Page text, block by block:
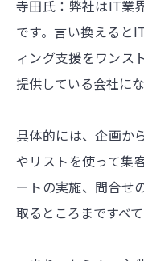
寺田氏：弊社はIT業
です。言い換えると
ィング支援をワンス
提供している会社にな
具体的には、企画か
やリストを使って集
ートの実施、問合せ
取るところまですべて